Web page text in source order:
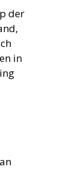
der
in